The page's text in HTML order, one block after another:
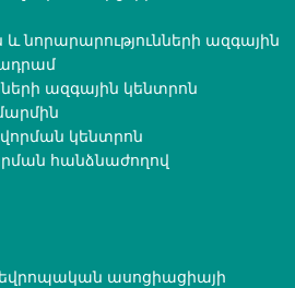
նորարարությունների ազգային
ազգային կենտրոն
կենտրոն
հանձնաժողով
ասոցիացիայի